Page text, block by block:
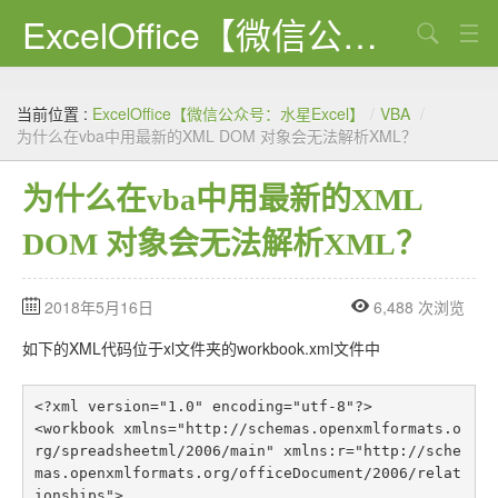
ExcelOffice【微信公众号：水星Excel】
资源下载
VBA代码大全
PPT VBA
Excel图表
Python
C#
当前位置 : ExcelOffice【微信公众号：水星Excel】 / VBA /
为什么在vba中用最新的XML DOM 对象会无法解析XML？
为什么在vba中用最新的XML
DOM 对象会无法解析XML？
2018年5月16日
6,488 次浏览
如下的XML代码位于xl文件夹的workbook.xml文件中
<?xml version="1.0" encoding="utf-8"?>
<workbook xmlns="http://schemas.openxmlformats.o
rg/spreadsheetml/2006/main" xmlns:r="http://sche
mas.openxmlformats.org/officeDocument/2006/relat